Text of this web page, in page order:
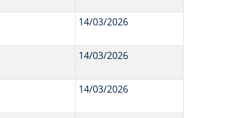
14/03/2026
14/03/2026
14/03/2026